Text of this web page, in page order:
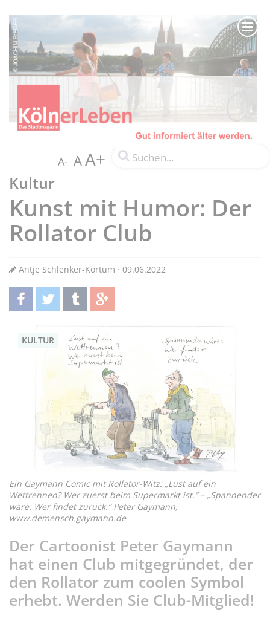
A- AA+
Kultur
Kunst mit Humor: Der
Rollator Club
Antje Schlenker-Kortum · 09.06.2022
KULTUR
Ein Gaymann Comic mit Rollator-Witz: „Lust auf ein
Wettrennen? Wer zuerst beim Supermarkt ist.“ – „Spannender
wäre: Wer findet zurück.“ Peter Gaymann,
www.demensch.gaymann.de
Der Cartoonist Peter Gaymann
hat einen Club mitgegründet, der
den Rollator zum coolen Symbol
erhebt. Werden Sie Club-Mitglied!